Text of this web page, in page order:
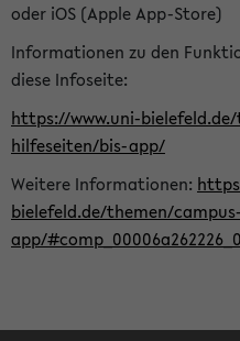
oder iOS (Apple App-Store)
Informationen zu den
diese Infoseite:
https://www.uni-
hilfeseiten/bis-app/
Weitere Informationen:
bielefeld.de/themen/
app/